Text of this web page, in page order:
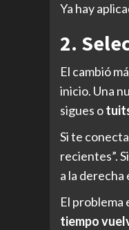
Ya hay
2.
El cambió
inicio. Una
sigues o
Si te
recientes”.
a la derecha
El problema
tiempo